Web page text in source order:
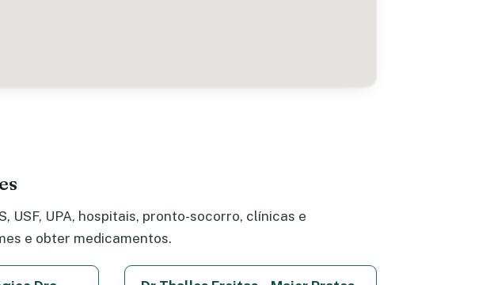
USF, UPA, hospitais, pronto-socorro, clínicas e
e obter medicamentos.